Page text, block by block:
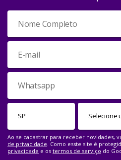
Ao se cadastrar para receber novidades,
de privacidade. Como esste site é
privacidade e os termos de serviço do